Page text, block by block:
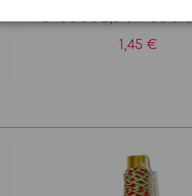
ronds de 2,5 cm de
1,45 €